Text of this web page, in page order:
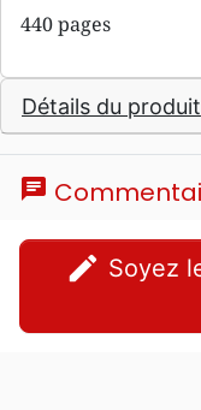
440 pages
Détails du produit
chat
edit